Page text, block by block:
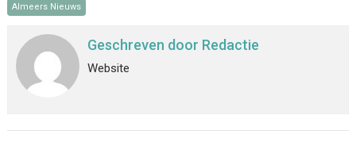
Almeers Nieuws
Geschreven door Redactie
Website